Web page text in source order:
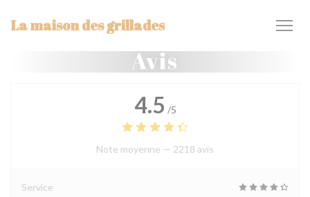
La maison des grillades
Avis
4.5 /5
Note moyenne — 2218 avis
Service